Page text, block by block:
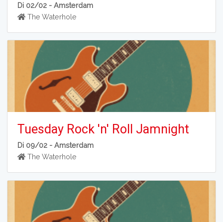
Di 02/02 -Amsterdam
The Waterhole
Tuesday Rock 'n' Roll Jamnight
Di 09/02 -Amsterdam
The Waterhole